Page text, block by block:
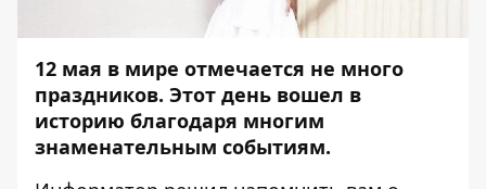
12 мая в мире отмечается не много
праздников. Этот день вошел в
историю благодаря многим
знаменательным событиям.